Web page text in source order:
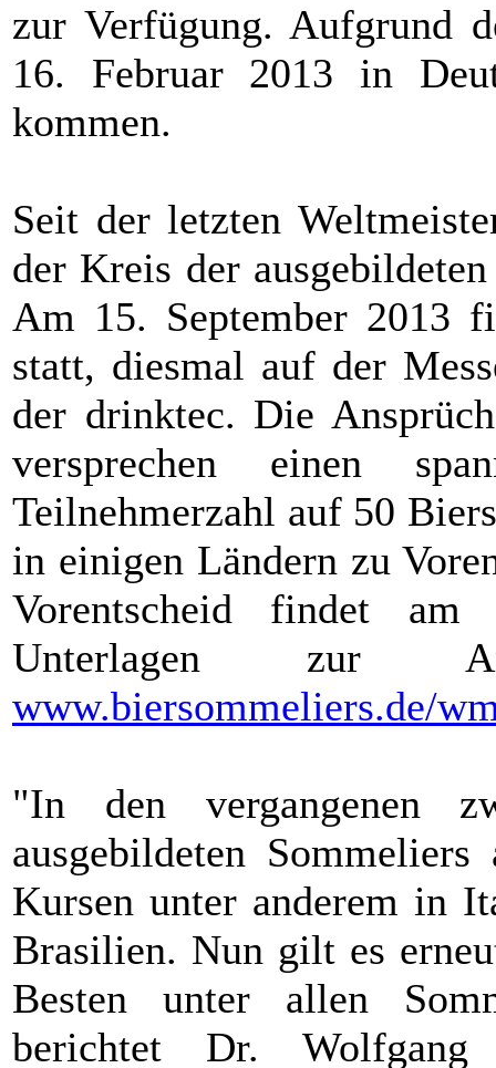
zur Verfügung. Aufgrund
16. Februar 2013 in
kommen.
Seit der letzten
der Kreis der
Am 15. September 2013
statt, diesmal auf der
der drinktec. Die
versprechen einen
Teilnehmerzahl auf 50
in einigen Ländern zu
Vorentscheid findet
Unterlagen zur
www.biersommeliers.de/
"In den vergangenen
ausgebildeten
Kursen unter anderem in
Brasilien. Nun gilt es
Besten unter allen
berichtet Dr. Wolfgang